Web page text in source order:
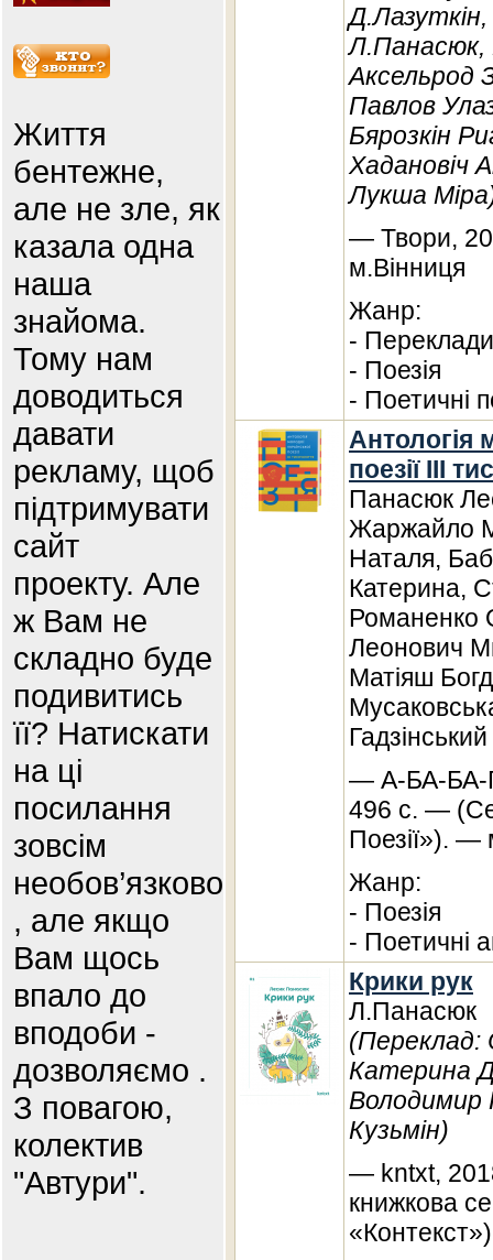
Життя
бентежне,
але не зле, як
казала одна
наша
знайома.
Тому нам
доводиться
давати
рекламу, щоб
підтримувати
сайт
проекту. Але
ж Вам не
складно буде
подивитись
її? Натискати
на ці
посилання
зовсім
необов’язково
, але якщо
Вам щось
впало до
вподоби -
дозволяємо .
З повагою,
колектив
"Автури".
Д.Лазуткін,
Л.Панасюк,
Аксельрод
Павлов
Бярозкін
Хадановіч
Лукша
— Твори,
м.Вінниця
Жанр:
-
- Поезія
- Поетичні
Антологія
поезії III
Панасюк
Жаржайло
Наталя,
Катерина,
Романенко
Леонович
Матіяш
Гадзінський
— А-БА-БА-
496 с. —
Поезії»). —
Жанр:
- Поезія
- Поетичні
Крики рук
Л.Панасюк
(Переклад:
Катерина
Володимир
Кузьмін)
— kntxt,
книжкова